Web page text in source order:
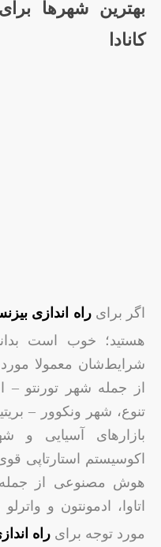
بهترین شهرها
کانادا
اگر برایراه اندازی
هستید؛ خوب است
شرایط‌شان معمولا
از جمله شهر تورنتو –
تنوع، شهر ونکوور –
بازارهای آسیایی و
اکوسیستم استارتاپی
هوش مصنوعی از
اتاوا، ادمونتون و
مورد توجه برای راه